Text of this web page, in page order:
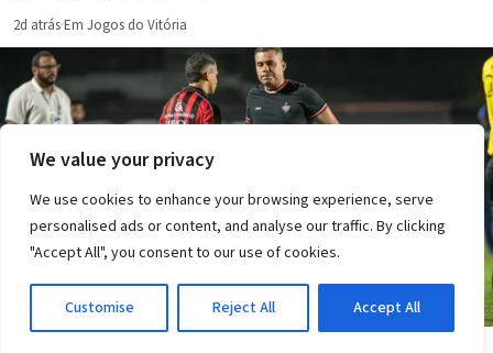
We value your privacy
We use cookies to enhance your browsing experience, serve
personalised ads or content, and analyse our traffic. By clicking
"Accept All", you consent to our use of cookies.
Customise Reject All Accept All
2d atrás·Em Jogos do Vitória